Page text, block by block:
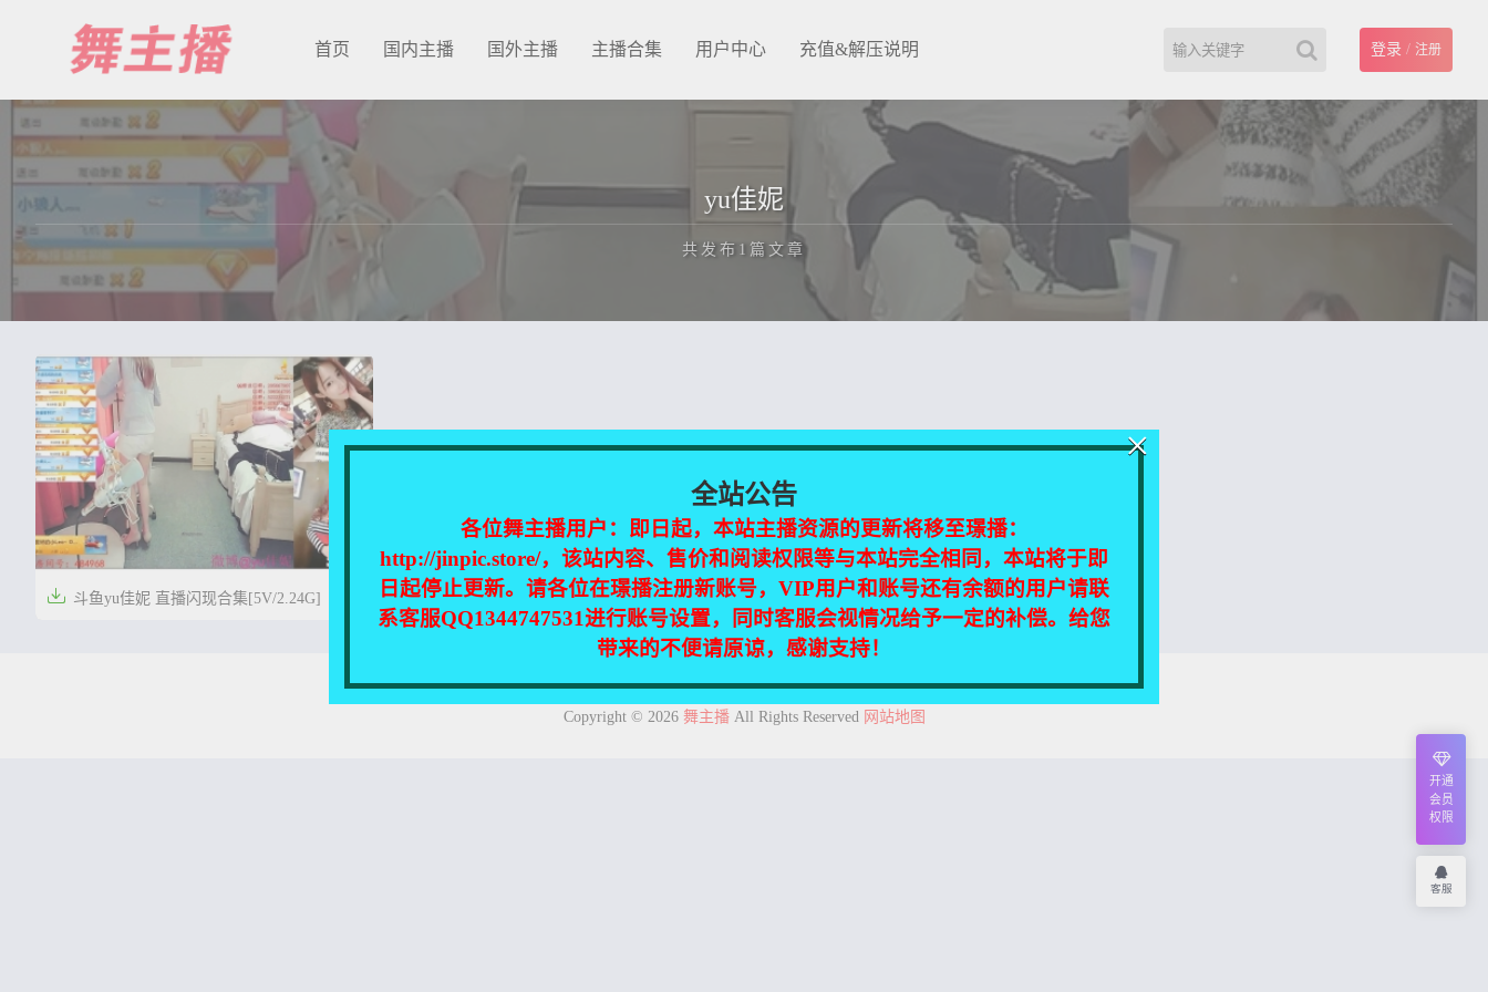
首页 国内主播 国外主播 主播合集 用户中心 充值&解压说明 登录 / 注册
国外主播
用户中心
会员登陆
yu佳妮
共发布1篇文章
 斗鱼yu佳妮 直播闪现合集[5V/2.24G]
本站所有资源均收集自互联网，仅供个人欣赏交流，如不慎侵犯了您的权益，请联系我们，我们将尽快处理！
Copyright © 2026 舞主播All Rights Reserved 网站地图
全站公告
各位舞主播用户：即日起，本站主播资源的更新将移至璟播：
http://jinpic.store/，该站内容、售价和阅读权限等与本站完全相同，本站将于即
日起停止更新。请各位在璟播注册新账号，VIP用户和账号还有余额的用户请联
系客服QQ1344747531进行账号设置，同时客服会视情况给予一定的补偿。给您
带来的不便请原谅，感谢支持！
×
开通
会员
权限
客服